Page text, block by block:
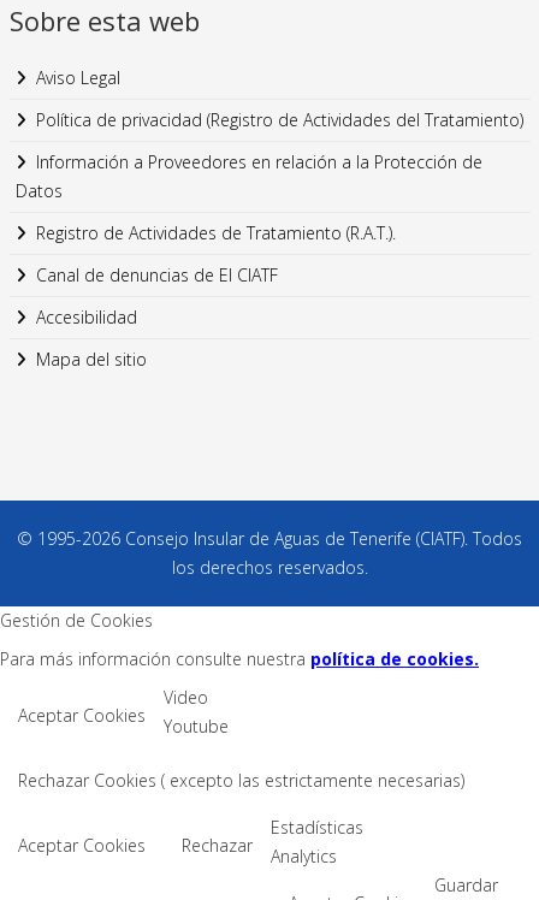
Sobre esta web
Aviso Legal
Política de privacidad (Registro de Actividades del Tratamiento)
Información a Proveedores en relación a la Protección de
Datos
Registro de Actividades de Tratamiento (R.A.T.).
Canal de denuncias de El CIATF
Accesibilidad
Mapa del sitio
© 1995-2026 Consejo Insular de Aguas de Tenerife (CIATF). Todos
los derechos reservados.
Gestión de Cookies
Para más información consulte nuestra política de cookies.
Aceptar Cookies
Rechazar Cookies ( excepto las estrictamente necesarias)
Video
Youtube
Aceptar Cookies Rechazar
Estadísticas
Analytics
Guardar